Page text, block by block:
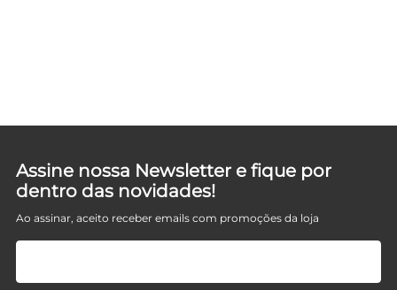
Assine nossa Newsletter e fique por
dentro das novidades!
Ao assinar, aceito receber emails com promoções da loja